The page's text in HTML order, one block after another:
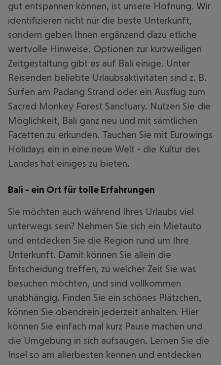
gut entspannen können, ist unsere Hofnung. Wir
identifizieren nicht nur die beste Unterkunft,
sondern geben Ihnen ergänzend dazu etliche
wertvolle Hinweise. Optionen zur kurzweiligen
Zeitgestaltung gibt es auf Bali einige. Unter
Reisenden beliebte Urlaubsaktivitäten sind z. B.
Surfen am Padang Strand oder ein Ausflug zum
Sacred Monkey Forest Sanctuary. Nutzen Sie die
Möglichkeit, Bali ganz neu und mit sämtlichen
Facetten zu erkunden. Tauchen Sie mit Eurowings
Holidays ein in eine neue Welt - die Kultur des
Landes hat einiges zu bieten.
Bali - ein Ort für tolle Erfahrungen
Sie möchten auch während Ihres Urlaubs viel
unterwegs sein? Nehmen Sie sich ein Mietauto
und entdecken Sie die Region rund um Ihre
Unterkunft. Damit können Sie allein die
Entscheidung treffen, zu welcher Zeit Sie was
besuchen möchten, und sind vollkommen
unabhängig. Finden Sie ein schönes Plätzchen,
können Sie obendrein jederzeit anhalten. Hier
können Sie einfach mal kurz Pause machen und
die Umgebung in sich aufsaugen. Lernen Sie die
Insel so am allerbesten kennen und entdecken